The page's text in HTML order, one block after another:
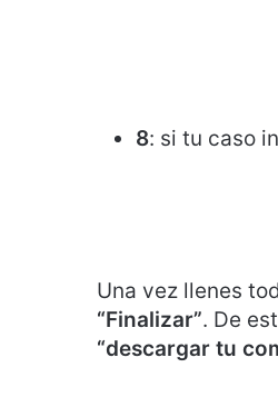
8: si tu caso
Una vez llenes
“Finalizar”. De
“descargar tu